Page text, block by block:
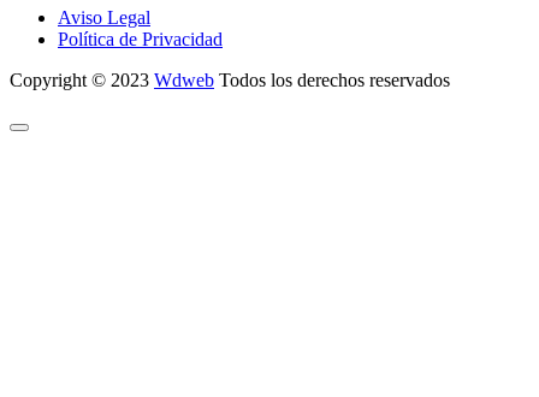
Aviso Legal
Política de Privacidad
Copyright © 2023 Wdweb Todos los derechos reservados